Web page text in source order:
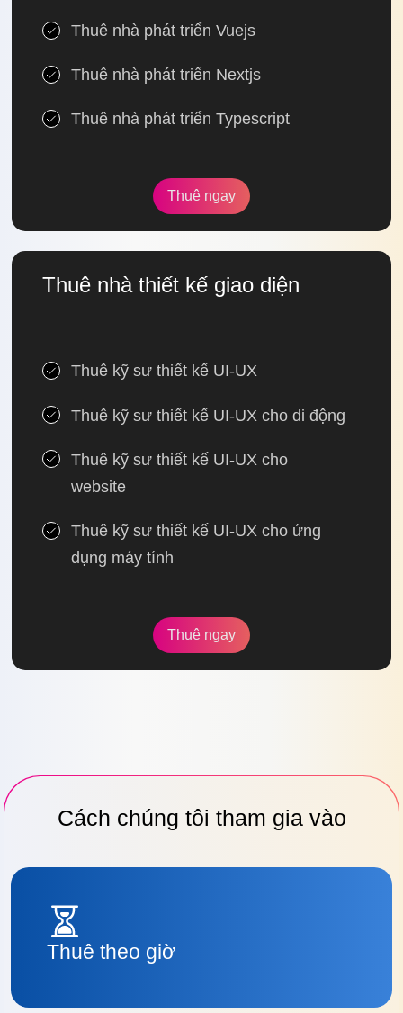
Thuê nhà phát triển Vuejs
Thuê nhà phát triển Nextjs
Thuê nhà phát triển Typescript
Thuê ngay
Thuê nhà thiết kế giao diện
Thuê kỹ sư thiết kế UI-UX
Thuê kỹ sư thiết kế UI-UX cho di động
Thuê kỹ sư thiết kế UI-UX cho
website
Thuê kỹ sư thiết kế UI-UX cho ứng
dụng máy tính
Thuê ngay
Cách chúng tôi tham gia vào
Thuê theo giờ